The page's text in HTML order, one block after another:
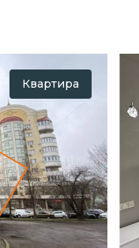
Квартира